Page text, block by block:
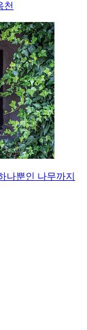
천
나뿐인 나무까지